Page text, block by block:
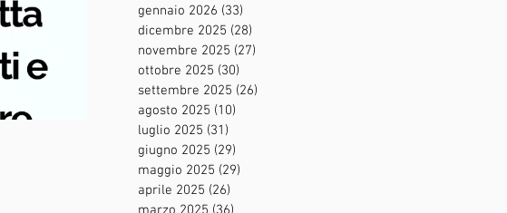
gennaio 2026 (33)
dicembre 2025 (28)
novembre 2025 (27)
ottobre 2025 (30)
settembre 2025 (26)
agosto 2025 (10)
luglio 2025 (31)
giugno 2025 (29)
maggio 2025 (29)
aprile 2025 (26)